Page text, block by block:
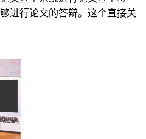
进行论文的答辩。这个直接关